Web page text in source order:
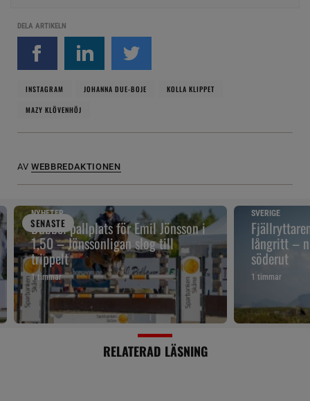
DELA ARTIKELN
INSTAGRAM JOHANNA DUE-BOJE
KOLLA KLIPPET
MAZY KLÖVENHÖJ
AV WEBBREDAKTIONEN
SENASTE
NYHETER
Dubbel pallplats för Emil Jönsson i
1,50 – Jönssonligan slog till
trippelt
1 timmar
SVERIGE
långritt –
söderut
1 timmar
RELATERAD LÄSNING